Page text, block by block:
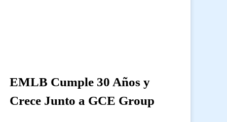
EMLB Cumple 30 Años y
Crece Junto a GCE Group